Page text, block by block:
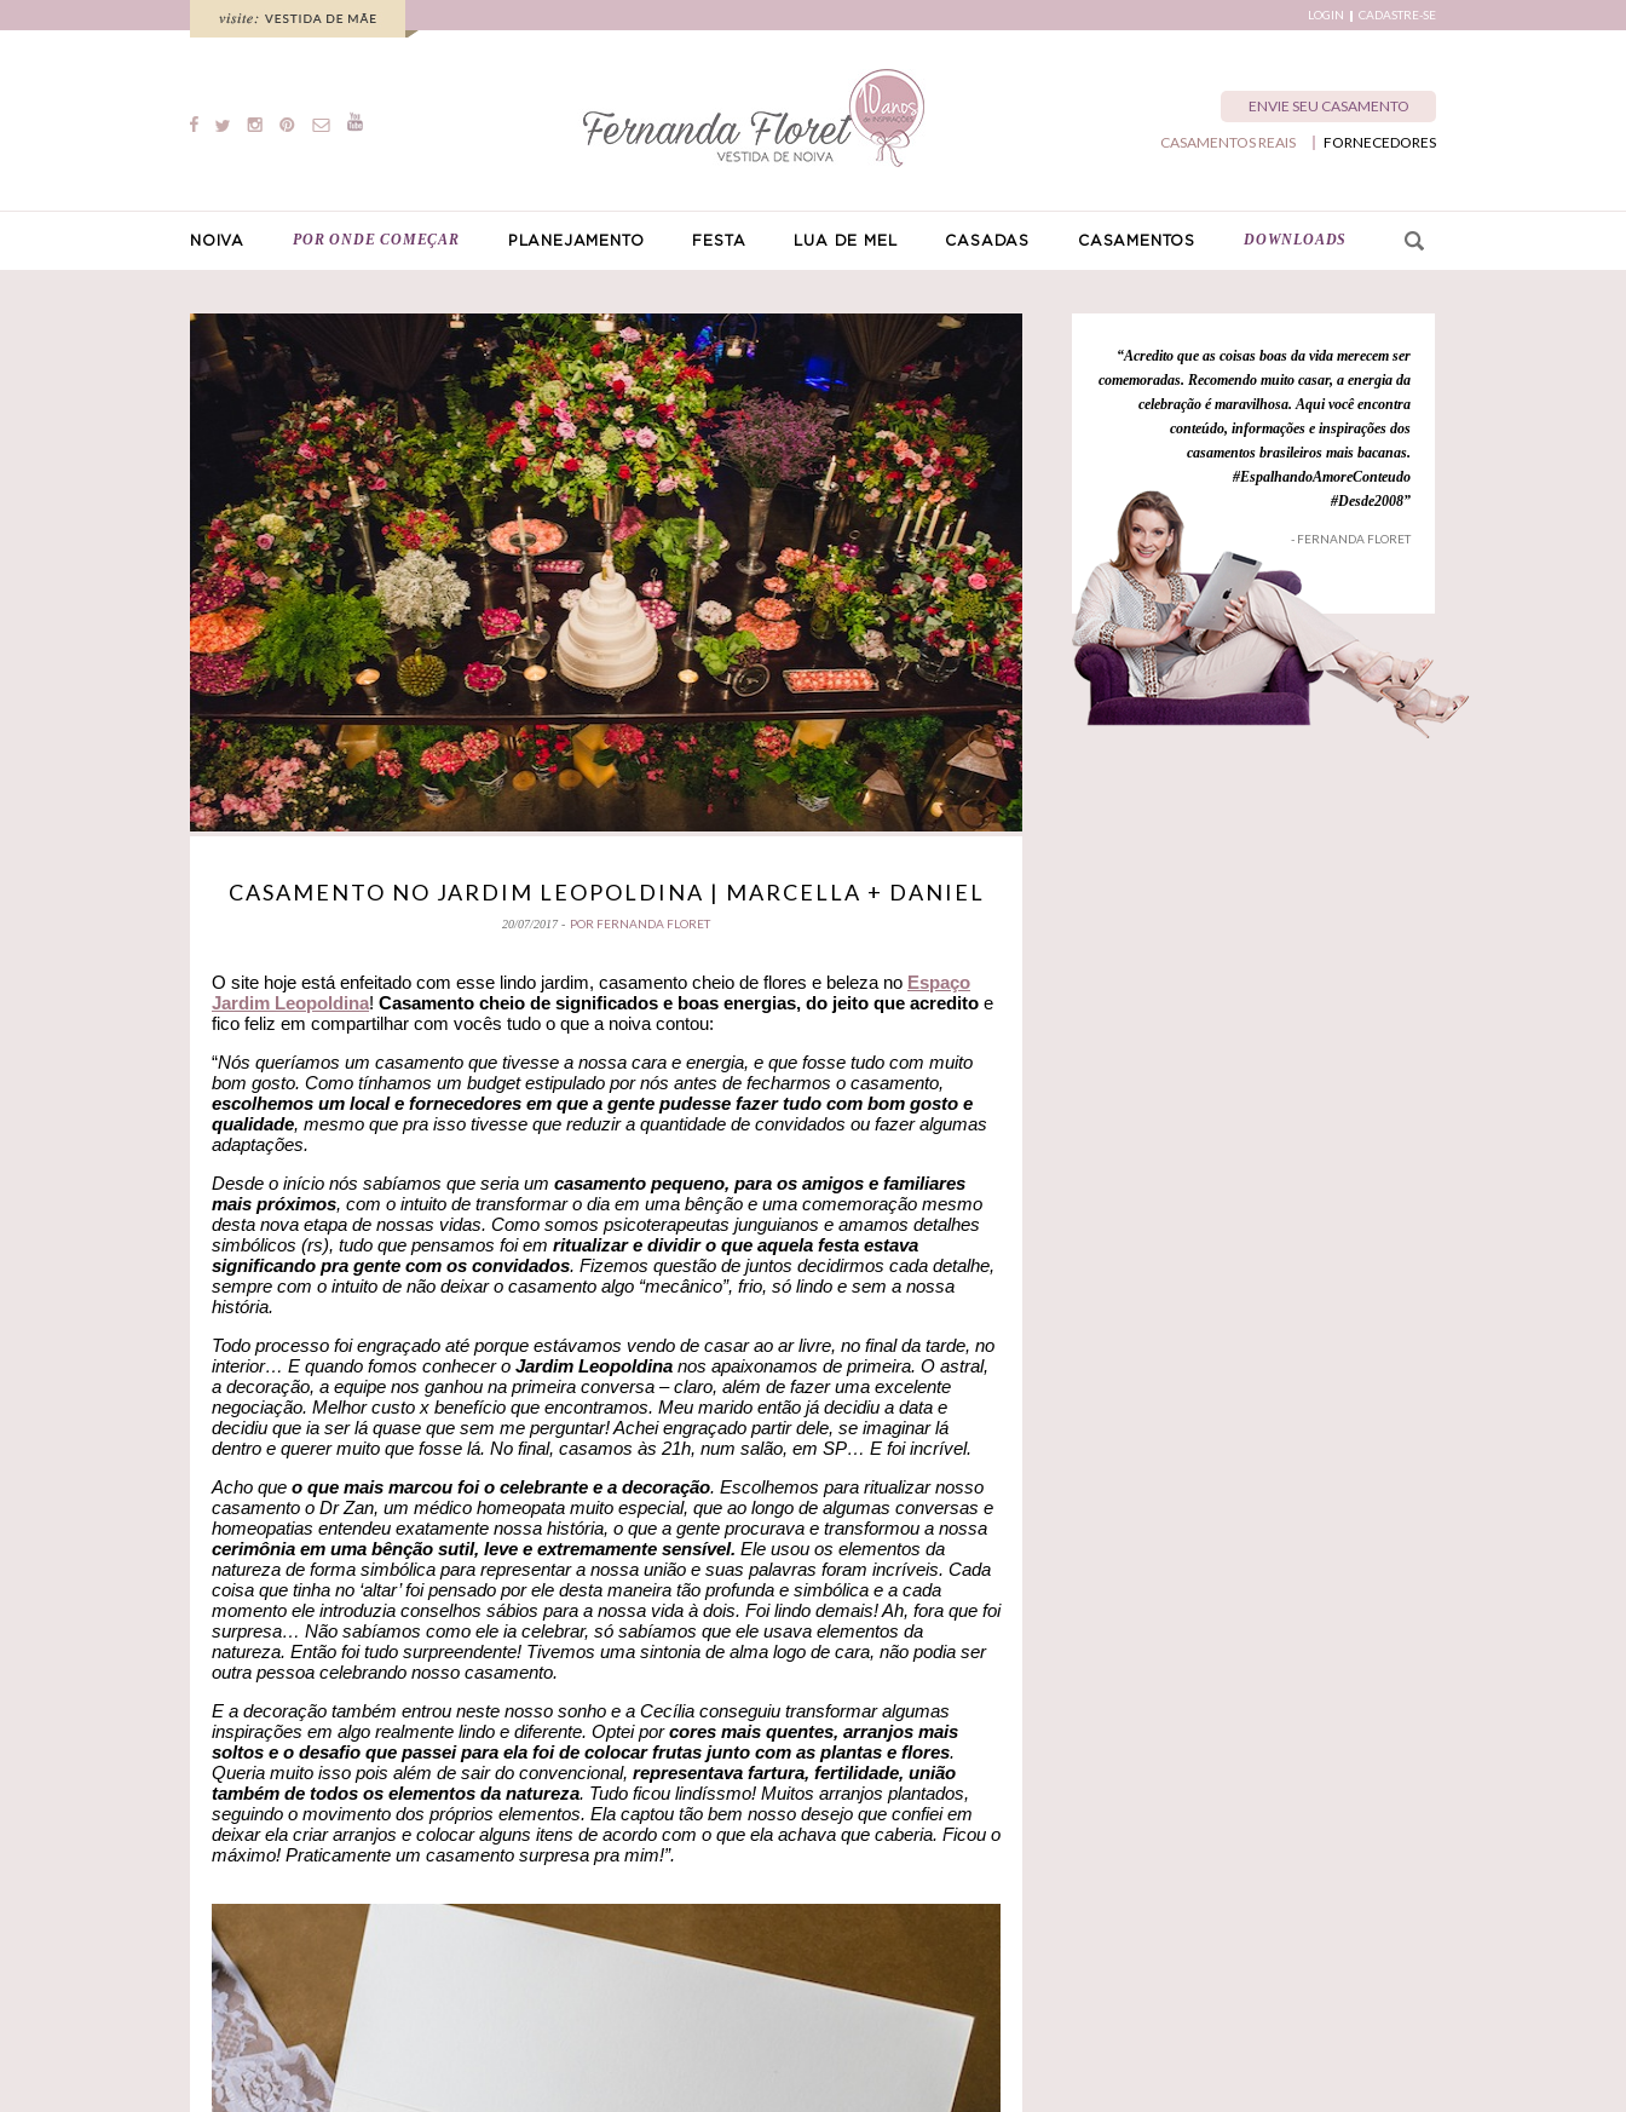
LOGIN CADASTRE-SE
ENVIE SEU CASAMENTO
FORNECEDORES
CASAMENTOS REAIS
NOIVA POR ONDE COMEÇAR PLANEJAMENTO FESTA LUA DE MEL CASADAS CASAMENTOS DOWNLOADS
CASAMENTO NO JARDIM LEOPOLDINA | MARCELLA + DANIEL
20/07/2017 - POR FERNANDA FLORET
O site hoje está enfeitado com esse lindo jardim, casamento cheio de flores e beleza no Espaço
Jardim Leopoldina! Casamento cheio de significados e boas energias, do jeito que acredito e
fico feliz em compartilhar com vocês tudo o que a noiva contou:
“Nós queríamos um casamento que tivesse a nossa cara e energia, e que fosse tudo com muito
bom gosto. Como tínhamos um budget estipulado por nós antes de fecharmos o casamento,
escolhemos um local e fornecedores em que a gente pudesse fazer tudo com bom gosto e
qualidade, mesmo que pra isso tivesse que reduzir a quantidade de convidados ou fazer algumas
adaptações.
Desde o início nós sabíamos que seria um casamento pequeno, para os amigos e familiares
mais próximos, com o intuito de transformar o dia em uma bênção e uma comemoração mesmo
desta nova etapa de nossas vidas. Como somos psicoterapeutas junguianos e amamos detalhes
simbólicos (rs), tudo que pensamos foi em ritualizar e dividir o que aquela festa estava
significando pra gente com os convidados. Fizemos questão de juntos decidirmos cada detalhe,
sempre com o intuito de não deixar o casamento algo “mecânico”, frio, só lindo e sem a nossa
história.
Todo processo foi engraçado até porque estávamos vendo de casar ao ar livre, no final da tarde, no
interior… E quando fomos conhecer o Jardim Leopoldina nos apaixonamos de primeira. O astral,
a decoração, a equipe nos ganhou na primeira conversa – claro, além de fazer uma excelente
negociação. Melhor custo x benefício que encontramos. Meu marido então já decidiu a data e
decidiu que ia ser lá quase que sem me perguntar! Achei engraçado partir dele, se imaginar lá
dentro e querer muito que fosse lá. No final, casamos às 21h, num salão, em SP… E foi incrível.
Acho que o que mais marcou foi o celebrante e a decoração. Escolhemos para ritualizar nosso
casamento o Dr Zan, um médico homeopata muito especial, que ao longo de algumas conversas e
homeopatias entendeu exatamente nossa história, o que a gente procurava e transformou a nossa
cerimônia em uma bênção sutil, leve e extremamente sensível. Ele usou os elementos da
natureza de forma simbólica para representar a nossa união e suas palavras foram incríveis. Cada
coisa que tinha no ‘altar’ foi pensado por ele desta maneira tão profunda e simbólica e a cada
momento ele introduzia conselhos sábios para a nossa vida à dois. Foi lindo demais! Ah, fora que foi
surpresa… Não sabíamos como ele ia celebrar, só sabíamos que ele usava elementos da
natureza. Então foi tudo surpreendente! Tivemos uma sintonia de alma logo de cara, não podia ser
outra pessoa celebrando nosso casamento.
E a decoração também entrou neste nosso sonho e a Cecília conseguiu transformar algumas
inspirações em algo realmente lindo e diferente. Optei porcores mais quentes, arranjos mais
soltos e o desafio que passei para ela foi de colocar frutas junto com as plantas e flores.
Queria muito isso pois além de sair do convencional, representava fartura, fertilidade, união
também de todos os elementos da natureza. Tudo ficou lindíssmo! Muitos arranjos plantados,
seguindo o movimento dos próprios elementos. Ela captou tão bem nosso desejo que confiei em
deixar ela criar arranjos e colocar alguns itens de acordo com o que ela achava que caberia. Ficou o
máximo! Praticamente um casamento surpresa pra mim!”.
“Acredito que as coisas boas da vida merecem ser
comemoradas. Recomendo muito casar, a energia da
celebração é maravilhosa. Aqui você encontra
conteúdo, informações e inspirações dos
casamentos brasileiros mais bacanas.
#EspalhandoAmoreConteudo
#Desde2008”
- FERNANDA FLORET